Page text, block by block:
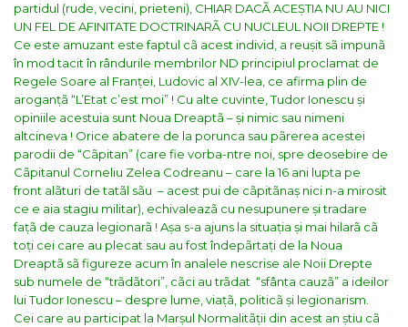
partidul (rude, vecini, prieteni), CHIAR DACÃ ACEȘTIA NU AU NICI
UN FEL DE AFINITATE DOCTRINARÃ CU NUCLEUL NOII DREPTE !
Ce este amuzant este faptul cã acest individ, a reușit sã impunã
în mod tacit în rândurile membrilor ND principiul proclamat de
Regele Soare al Franței, Ludovic al XIV-lea, ce afirma plin de
aroganțã “L’Etat c’est moi” ! Cu alte cuvinte, Tudor Ionescu și
opiniile acestuia sunt Noua Dreaptã – și nimic sau nimeni
altcineva ! Orice abatere de la porunca sau pãrerea acestei
parodii de “Cãpitan” (care fie vorba-ntre noi, spre deosebire de
Cãpitanul Corneliu Zelea Codreanu – care la 16 ani lupta pe
front alãturi de tatãl sãu – acest pui de cãpitãnaș nici n-a mirosit
ce e aia stagiu militar), echivaleazã cu nesupunere și tradare
fațã de cauza legionarã ! Așa s-a ajuns la situația și mai hilarã cã
toți cei care au plecat sau au fost îndepãrtați de la Noua
Dreaptã sã figureze acum în analele nescrise ale Noii Drepte
sub numele de “trãdãtori”, cãci au trãdat “sfânta cauzã” a ideilor
lui Tudor Ionescu – despre lume, viațã, politicã și legionarism.
Cei care au participat la Marșul Normalitãții din acest an știu cã